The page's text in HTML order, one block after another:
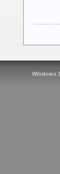
Windows